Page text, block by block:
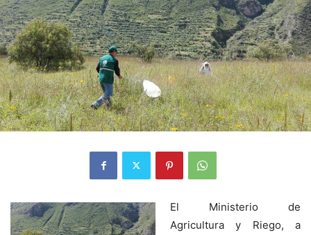
El Ministerio de
Agricultura y Riego, a